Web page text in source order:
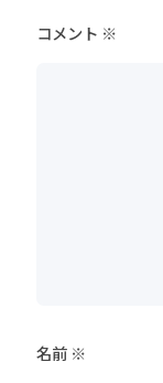
コメント ※
名前 ※